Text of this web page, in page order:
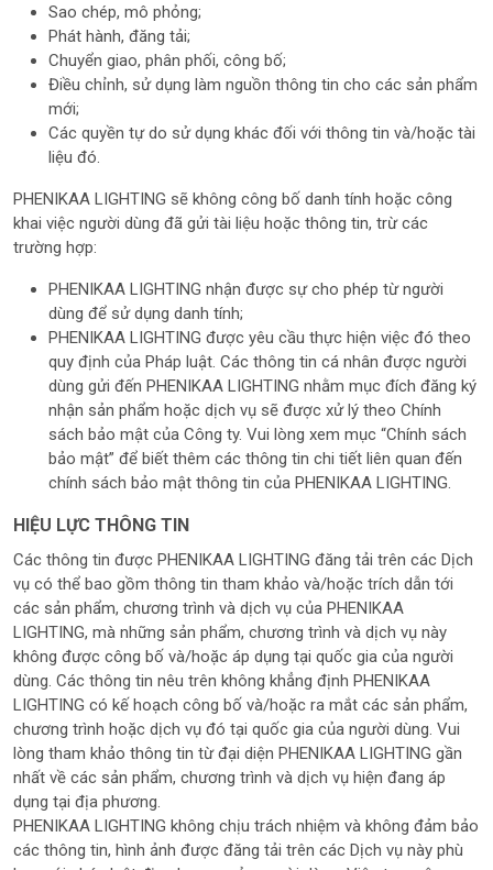
Sao chép, mô phỏng;
Phát hành, đăng tải;
Chuyển giao, phân phối, công bố;
Điều chỉnh, sử dụng làm nguồn thông tin cho các sản phẩm
mới;
Các quyền tự do sử dụng khác đối với thông tin và/hoặc tài
liệu đó.
PHENIKAA LIGHTING sẽ không công bố danh tính hoặc công
khai việc người dùng đã gửi tài liệu hoặc thông tin, trừ các
trường hợp:
PHENIKAA LIGHTING nhận được sự cho phép từ người
dùng để sử dụng danh tính;
PHENIKAA LIGHTING được yêu cầu thực hiện việc đó theo
quy định của Pháp luật. Các thông tin cá nhân được người
dùng gửi đến PHENIKAA LIGHTING nhằm mục đích đăng ký
nhận sản phẩm hoặc dịch vụ sẽ được xử lý theo Chính
sách bảo mật của Công ty. Vui lòng xem mục “Chính sách
bảo mật” để biết thêm các thông tin chi tiết liên quan đến
chính sách bảo mật thông tin của PHENIKAA LIGHTING.
HIỆU LỰC THÔNG TIN
Các thông tin được PHENIKAA LIGHTING đăng tải trên các Dịch
vụ có thể bao gồm thông tin tham khảo và/hoặc trích dẫn tới
các sản phẩm, chương trình và dịch vụ của PHENIKAA
LIGHTING, mà những sản phẩm, chương trình và dịch vụ này
không được công bố và/hoặc áp dụng tại quốc gia của người
dùng. Các thông tin nêu trên không khẳng định PHENIKAA
LIGHTING có kế hoạch công bố và/hoặc ra mắt các sản phẩm,
chương trình hoặc dịch vụ đó tại quốc gia của người dùng. Vui
lòng tham khảo thông tin từ đại diện PHENIKAA LIGHTING gần
nhất về các sản phẩm, chương trình và dịch vụ hiện đang áp
dụng tại địa phương.
PHENIKAA LIGHTING không chịu trách nhiệm và không đảm bảo
các thông tin, hình ảnh được đăng tải trên các Dịch vụ này phù